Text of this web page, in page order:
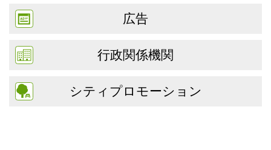
広告
行政関係機関
シティプロモーション